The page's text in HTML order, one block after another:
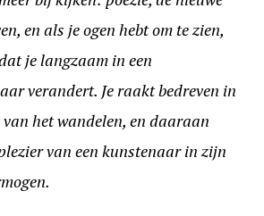
en als je ogen hebt om te zien,
je langzaam in een
verandert. Je raakt bedreven in
het wandelen, en daaraan
van een kunstenaar in zijn